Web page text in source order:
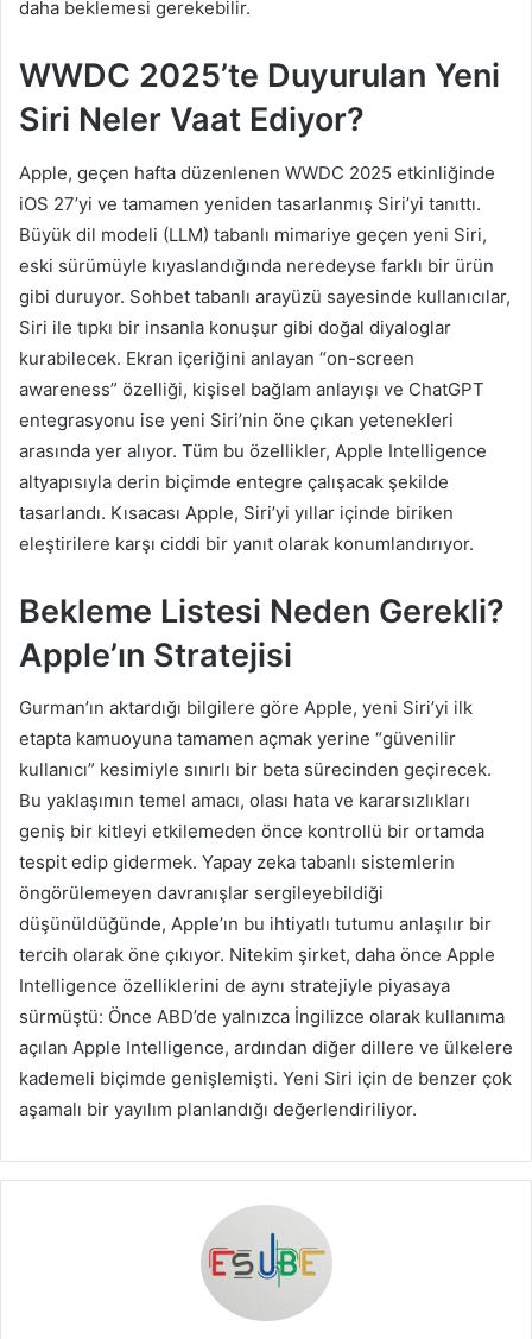
daha beklemesi gerekebilir.
WWDC 2025’te Duyurulan Yeni
Siri Neler Vaat Ediyor?
Apple, geçen hafta düzenlenen WWDC 2025 etkinliğinde
iOS 27’yi ve tamamen yeniden tasarlanmış Siri’yi tanıttı.
Büyük dil modeli (LLM) tabanlı mimariye geçen yeni Siri,
eski sürümüyle kıyaslandığında neredeyse farklı bir ürün
gibi duruyor. Sohbet tabanlı arayüzü sayesinde kullanıcılar,
Siri ile tıpkı bir insanla konuşur gibi doğal diyaloglar
kurabilecek. Ekran içeriğini anlayan “on-screen
awareness” özelliği, kişisel bağlam anlayışı ve ChatGPT
entegrasyonu ise yeni Siri’nin öne çıkan yetenekleri
arasında yer alıyor. Tüm bu özellikler, Apple Intelligence
altyapısıyla derin biçimde entegre çalışacak şekilde
tasarlandı. Kısacası Apple, Siri’yi yıllar içinde biriken
eleştirilere karşı ciddi bir yanıt olarak konumlandırıyor.
Bekleme Listesi Neden Gerekli?
Apple’ın Stratejisi
Gurman’ın aktardığı bilgilere göre Apple, yeni Siri’yi ilk
etapta kamuoyuna tamamen açmak yerine “güvenilir
kullanıcı” kesimiyle sınırlı bir beta sürecinden geçirecek.
Bu yaklaşımın temel amacı, olası hata ve kararsızlıkları
geniş bir kitleyi etkilemeden önce kontrollü bir ortamda
tespit edip gidermek. Yapay zeka tabanlı sistemlerin
öngörülemeyen davranışlar sergileyebildiği
düşünüldüğünde, Apple’ın bu ihtiyatlı tutumu anlaşılır bir
tercih olarak öne çıkıyor. Nitekim şirket, daha önce Apple
Intelligence özelliklerini de aynı stratejiyle piyasaya
sürmüştü: Önce ABD’de yalnızca İngilizce olarak kullanıma
açılan Apple Intelligence, ardından diğer dillere ve ülkelere
kademeli biçimde genişlemişti. Yeni Siri için de benzer çok
aşamalı bir yayılım planlandığı değerlendiriliyor.